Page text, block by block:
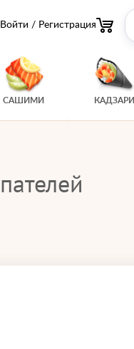
Войти / Регистрация
САШИМИ КАДЗАРИ